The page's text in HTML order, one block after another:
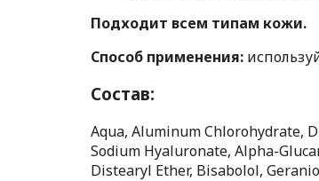
Подходит всем типам кожи.
Способ применения:
Состав:
Aqua, Aluminum Chlorohydrate,
Sodium Hyaluronate, Alpha-
Distearyl Ether, Bisabolol,